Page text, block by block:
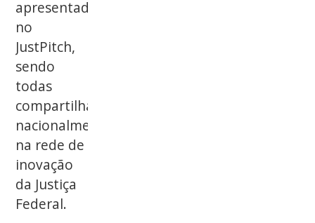
apresentadas
no
JustPitch,
sendo
todas
compartilhadas
nacionalmente
na rede de
inovação
da Justiça
Federal.